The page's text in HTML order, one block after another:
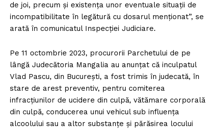
de joi, precum şi existenţa unor eventuale situaţii de
incompatibilitate în legătură cu dosarul menţionat”, se
arată în comunicatul Inspecţiei Judiciare.
Pe 11 octombrie 2023, procurorii Parchetului de pe
lângă Judecătoria Mangalia au anunţat că inculpatul
Vlad Pascu, din Bucureşti, a fost trimis în judecată, în
stare de arest preventiv, pentru comiterea
infracţiunilor de ucidere din culpă, vătămare corporală
din culpă, conducerea unui vehicul sub influenţa
alcoolului sau a altor substanţe şi părăsirea locului